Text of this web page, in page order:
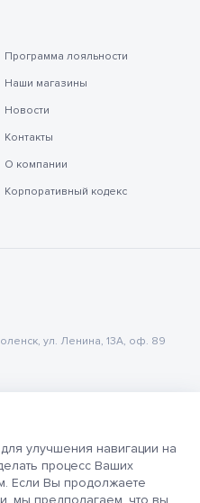
улучшения навигации на
процесс Ваших
Если Вы продолжаете
мы предполагаем, что вы
Программа лояльности
Наши магазины
Новости
Контакты
О компании
Корпоративный кодекс
ул. Ленина, 13А, оф. 89